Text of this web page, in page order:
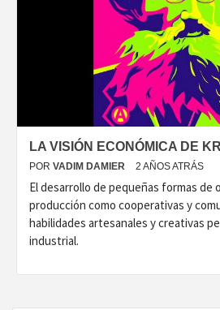
LA VISIÓN ECONÓMICA DE
POR VADIM DAMIER 2 AÑOS ATRÁS
El desarrollo de pequeñas formas de
producción como cooperativas y
habilidades artesanales y creativas
industrial.